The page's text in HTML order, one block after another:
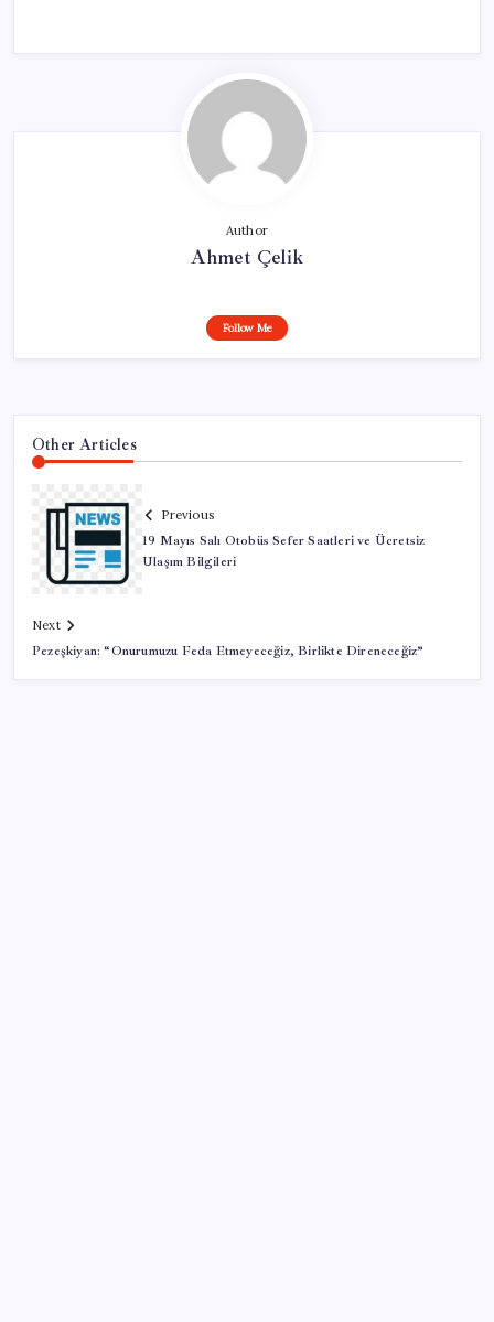
Author
Ahmet Çelik
Follow Me
Other Articles
Previous
19 Mayıs Salı Otobüs Sefer Saatleri ve Ücretsiz
Ulaşım Bilgileri
Next
Pezeşkiyan: “Onurumuzu Feda Etmeyeceğiz, Birlikte Direneceğiz”